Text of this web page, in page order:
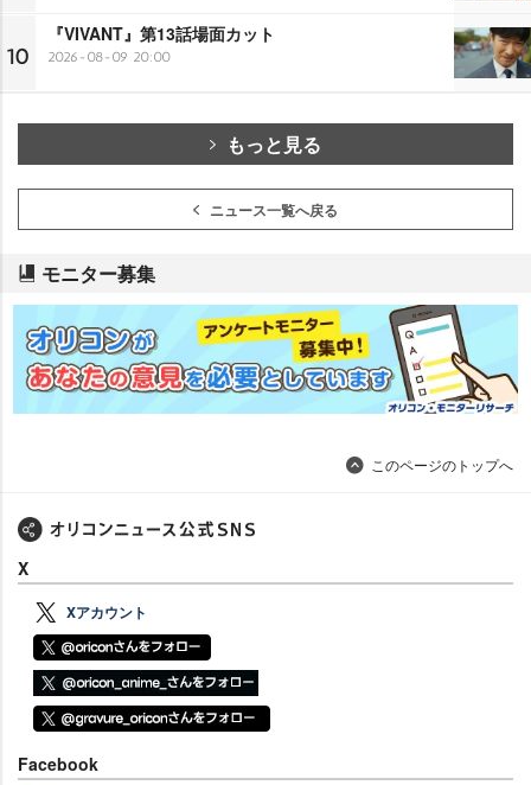
10
『VIVANT』第13話場面カット
2026-08-09 20:00
もっと見る
ニュース一覧へ戻る
モニター募集
このページのトップへ
X
Xアカウント
Facebook